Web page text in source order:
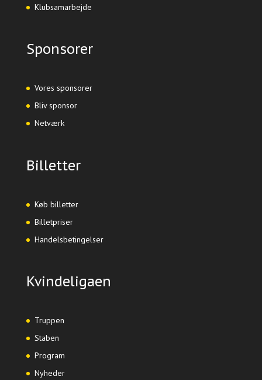
Klubsamarbejde
Sponsorer
Vores sponsorer
Bliv sponsor
Netværk
Billetter
Køb billetter
Billetpriser
Handelsbetingelser
Kvindeligaen
Truppen
Staben
Program
Nyheder